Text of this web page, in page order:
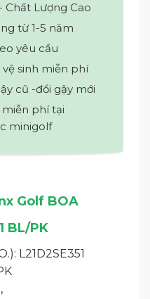
Chất Lượng Cao
từ 1-5 năm
yêu cầu
sinh miễn phí
cũ -đổi gậy mới
phí tại
minigolf
Golf BOA
BL/PK
L21D2SE351